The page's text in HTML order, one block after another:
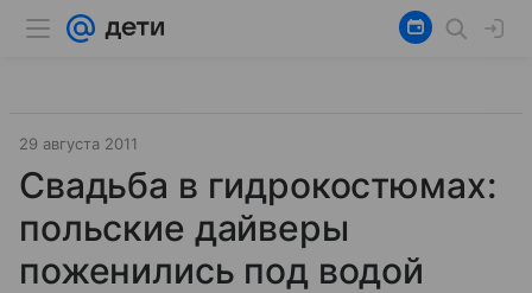
29 августа 2011
Свадьба в гидрокостюмах:
польские дайверы
поженились под водой